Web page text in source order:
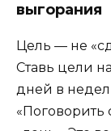
выгорания
Цель — не
Ставь цели
дней в
«Поговорить